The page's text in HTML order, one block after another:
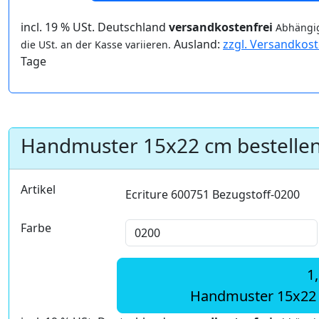
incl. 19 % USt. Deutschland versandkostenfrei
die USt. an der Kasse variieren. Ausland: zzgl.
Tage
Handmuster 15x22 cm
Artikel Ecriture 600751 Bezugstoff-0200
Farbe
Handmuster